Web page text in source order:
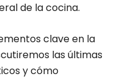
de la cocina.
clave en la
las últimas
y cómo